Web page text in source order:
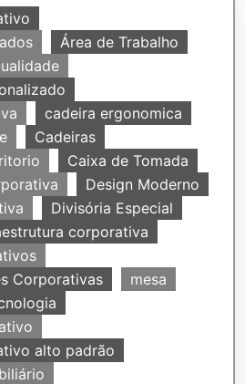
Área de Trabalho
cadeira ergonomica
Cadeiras
Caixa de Tomada
Design Moderno
Divisória Especial
corporativa
Corporativas
mesa
alto padrão